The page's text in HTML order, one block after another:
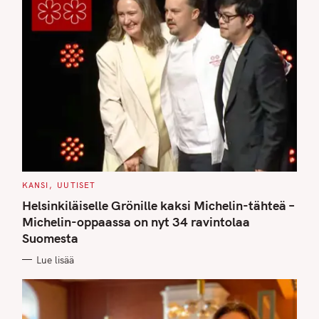
C
T
E
G
O
R
I
S
KANSI UUTISET
Helsinkiläiselle Grönille kaksi Michelin-tähteä –
Michelin-oppaassa on nyt 34 ravintolaa
Suomesta
Lue lisää